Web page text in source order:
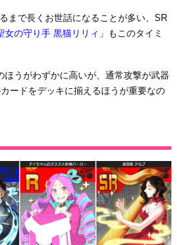
まで長くお世話になることが多い、SR
女の守り手 黒猫リリィ 」もこのタイミ
ほうがわずかに高いが、通常攻撃が武器
ードをデッキに揃えるほうが重要なの